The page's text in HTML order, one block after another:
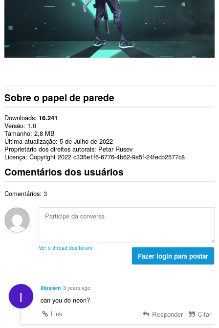
Sobre o papel de parede
Downloads 16.241
Versão 1.0
Tamanho 2,8 MB
Última atualização 5 de Julho de 2022
Proprietário dos direitos autorais Petar Rusev
Licença Copyright 2022 c335e1f6-6776-4b62-9a5f-24fecb2577c8
Comentários dos usuários
Comentários: 3
Ver o thread dos fórum
Fazer login para postar
I illusiom 3 years ago
can you do neon?
Link
Responder Citar